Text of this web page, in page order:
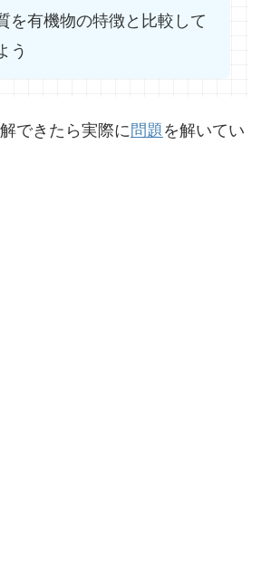
を有機物の特徴と比較して
う
できたら実際に問題を解いてい